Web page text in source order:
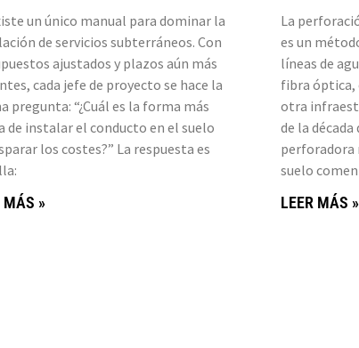
un único manual para dominar la
de servicios subterráneos. Con
ajustados y plazos aún más
cada jefe de proyecto se hace la
pregunta: “¿Cuál es la forma más
de instalar el conducto en el suelo
los costes?” La respuesta es
MÁS »
La
es un
líneas de
fibra óptica,
otra
de la
perforadora
suelo
LEER MÁS »